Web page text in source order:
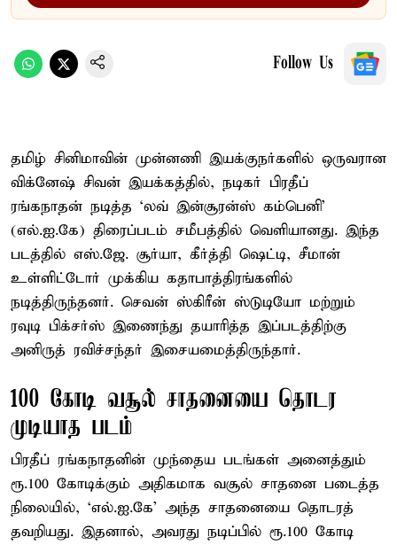
Follow Us
தமிழ் சினிமாவின் முன்னணி இயக்குநர்களில் ஒருவரான
விக்னேஷ் சிவன் இயக்கத்தில், நடிகர் பிரதீப்
ரங்கநாதன் நடித்த ‘லவ் இன்சூரன்ஸ் கம்பெனி’
(எல்.ஐ.கே) திரைப்படம் சமீபத்தில் வெளியானது. இந்த
படத்தில் எஸ்.ஜே. சூர்யா, கீர்த்தி ஷெட்டி, சீமான்
உள்ளிட்டோர் முக்கிய கதாபாத்திரங்களில்
நடித்திருந்தனர். செவன் ஸ்கிரீன் ஸ்டுடியோ மற்றும்
ரவுடி பிக்சர்ஸ் இணைந்து தயாரித்த இப்படத்திற்கு
அனிருத் ரவிச்சந்தர் இசையமைத்திருந்தார்.
100 கோடி வசூல் சாதனையை தொடர
முடியாத படம்
பிரதீப் ரங்கநாதனின் முந்தைய படங்கள் அனைத்தும்
ரூ.100 கோடிக்கும் அதிகமாக வசூல் சாதனை படைத்த
நிலையில், ‘எல்.ஐ.கே’ அந்த சாதனையை தொடரத்
தவறியது. இதனால், அவரது நடிப்பில் ரூ.100 கோடி